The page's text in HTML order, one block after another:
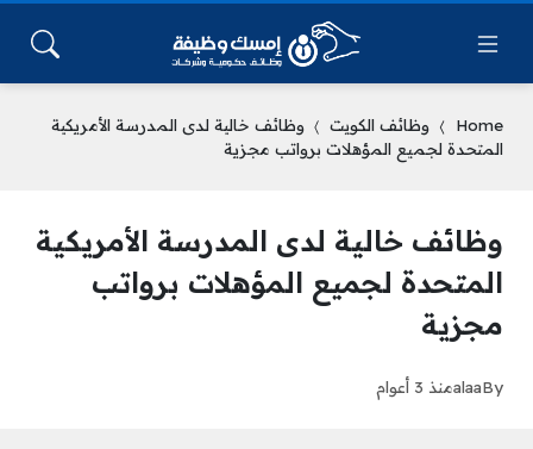
Home وظائف الكويت
وظائف خالية لدى المدرسة الأمريكية
المتحدة لجميع المؤهلات برواتب مجزية
وظائف خالية لدى المدرسة الأمريكية
المتحدة لجميع المؤهلات برواتب
مجزية
By
alaaمنذ 3 أعوام